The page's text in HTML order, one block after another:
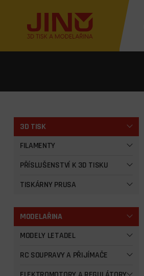
3D TISK
FILAMENTY
PŘÍSLUŠENSTVÍ K 3D TISKU
TISKÁRNY PRUSA
MODELAŘINA
MODELY LETADEL
RC SOUPRAVY A PŘIJÍMAČE